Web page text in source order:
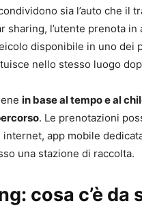
sia l’auto che il
sharing, l’utente prenota in
disponibile in uno dei
nello stesso luogo
in base al tempo e al
. Le prenotazioni
app mobile
una stazione di raccolta.
cosa c’è da